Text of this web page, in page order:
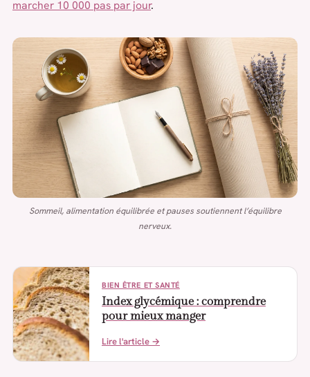
marcher 10 000 pas par jour.
Sommeil, alimentation équilibrée et pauses soutiennent l’équilibre
nerveux.
BIEN ÊTRE ET SANTÉ
Index glycémique : comprendre
pour mieux manger
Lire l'article →